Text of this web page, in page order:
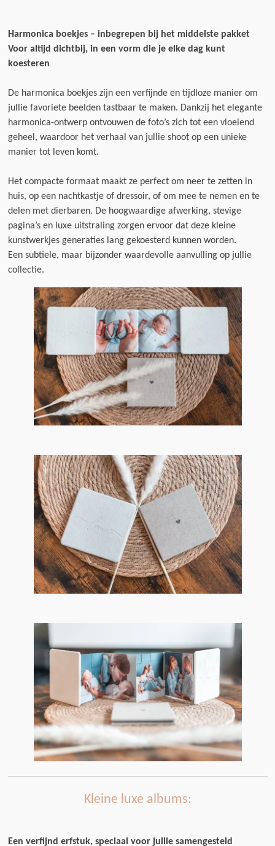
Harmonica boekjes – inbegrepen bij het middelste pakket
Voor altijd dichtbij, in een vorm die je elke dag kunt
koesteren
De harmonica boekjes zijn een verfijnde en tijdloze manier om
jullie favoriete beelden tastbaar te maken. Dankzij het elegante
harmonica-ontwerp ontvouwen de foto’s zich tot een vloeiend
geheel, waardoor het verhaal van jullie shoot op een unieke
manier tot leven komt.
Het compacte formaat maakt ze perfect om neer te zetten in
huis, op een nachtkastje of dressoir, of om mee te nemen en te
delen met dierbaren. De hoogwaardige afwerking, stevige
pagina’s en luxe uitstraling zorgen ervoor dat deze kleine
kunstwerkjes generaties lang gekoesterd kunnen worden.
Een subtiele, maar bijzonder waardevolle aanvulling op jullie
collectie.
Kleine luxe albums:
Een verfijnd erfstuk, speciaal voor jullie samengesteld